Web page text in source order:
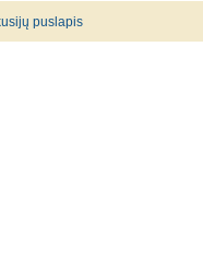
puslapis